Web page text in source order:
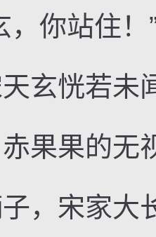
你站住！
恍若未
果的无
宋家大